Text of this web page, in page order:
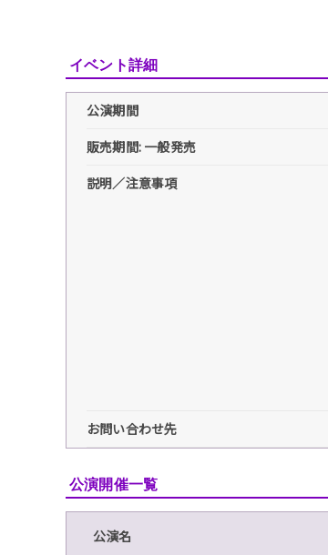
イベント詳細
公演期間
販売期間: 一般発売
説明／注意事項
お問い合わせ先
公演開催一覧
公演名